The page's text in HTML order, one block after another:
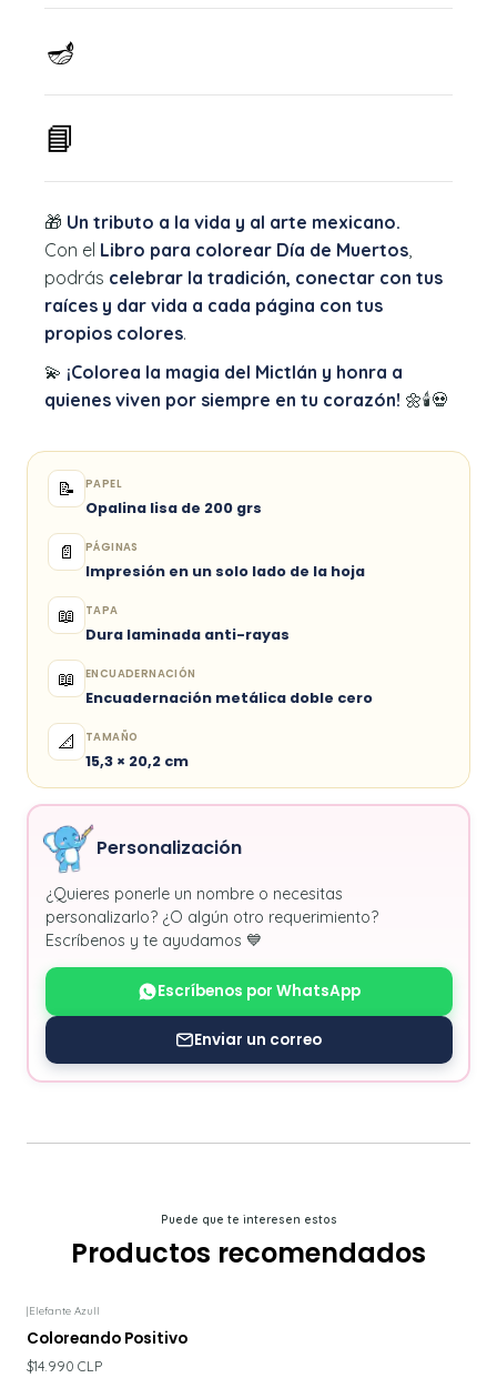
🪔
📘
🎁 Un tributo a la vida y al arte mexicano.
Con el Libro para colorear Día de Muertos,
podrás celebrar la tradición, conectar con tus
raíces y dar vida a cada página con tus
propios colores.
💫 ¡Colorea la magia del Mictlán y honra a
quienes viven por siempre en tu corazón! 🌼🕯️💀
📝 PAPEL
Opalina lisa de 200 grs
📄 PÁGINAS
Impresión en un solo lado de la hoja
📖 TAPA
Dura laminada anti-rayas
📖 ENCUADERNACIÓN
Encuadernación metálica doble cero
📐 TAMAÑO
15,3 × 20,2 cm
Personalización
¿Quieres ponerle un nombre o necesitas
personalizarlo? ¿O algún otro requerimiento?
Escríbenos y te ayudamos 💙
Escríbenos por WhatsApp
Enviar un correo
Puede que te interesen estos
Productos recomendados
|Elefante Azull
Coloreando Positivo
$14.990 CLP